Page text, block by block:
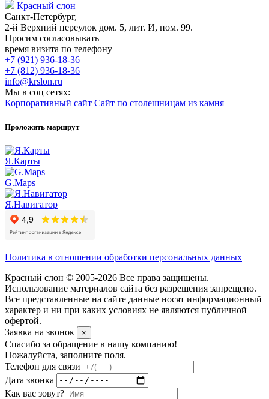
Красный слон
Санкт-Петербург,
2-й Верхний переулок дом. 5, лит. И, пом. 99.
Просим согласовывать
время визита по телефону
+7 (921) 936-18-36
+7 (812) 936-18-36
info@krslon.ru
Мы в соц сетях:
Корпоративный сайт Сайт по столешницам из камня
Проложить маршрут
Я.Карты
G.Maps
Я.Навигатор
Политика в отношении обработки персональных данных
Красный слон © 2005-2026 Все права защищены.
Использование материалов сайта без разрешения запрещено.
Все представленные на сайте данные носят информационный
характер и ни при каких условиях не являются публичной
офертой.
Заявка на звонок
×
Спасибо за обращение в нашу компанию!
Пожалуйста, заполните поля.
Телефон для связи
Дата звонка
Как вас зовут?